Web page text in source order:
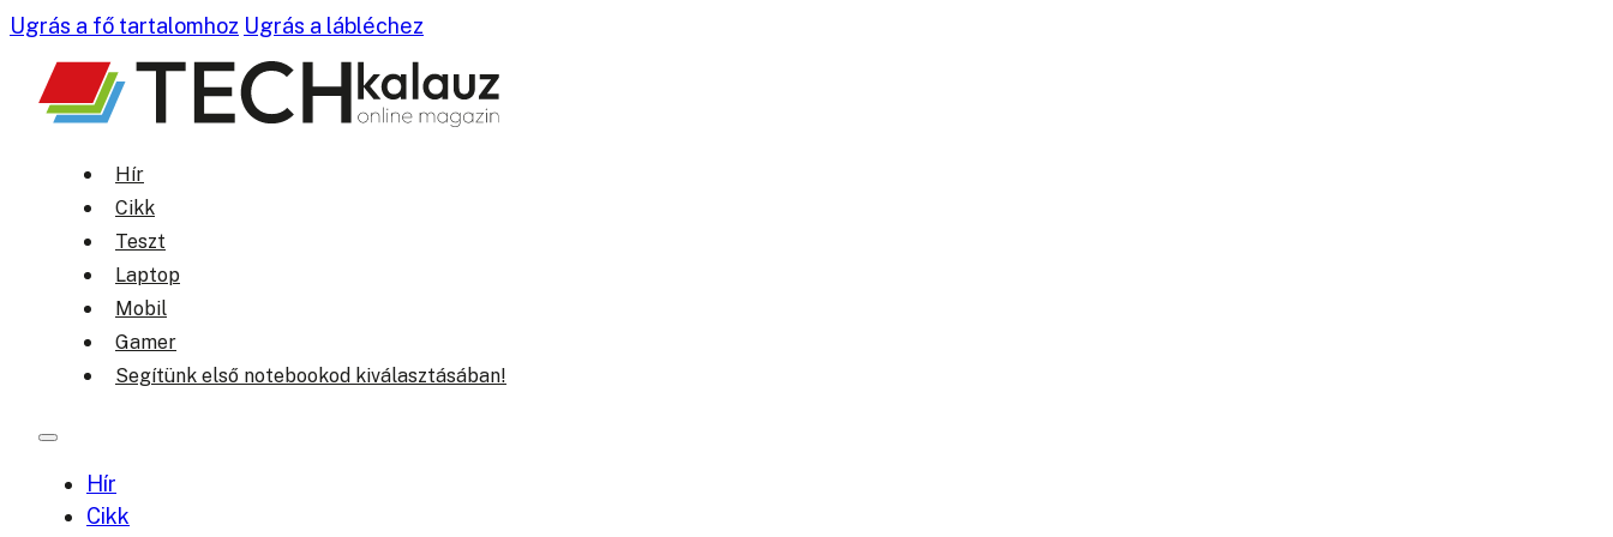
Ugrás a fő tartalomhoz Ugrás a lábléchez
Hír
Cikk
Teszt
Laptop
Mobil
Gamer
Segítünk első notebookod kiválasztásában!
Hír
Cikk